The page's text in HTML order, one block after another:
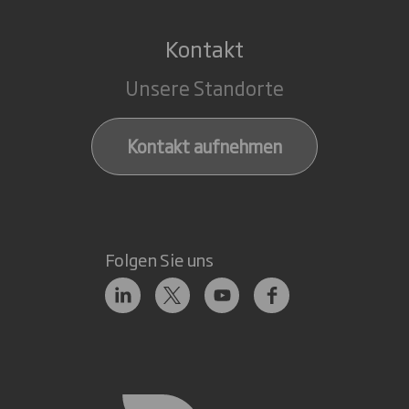
Kontakt
Unsere Standorte
Kontakt aufnehmen
Folgen Sie uns